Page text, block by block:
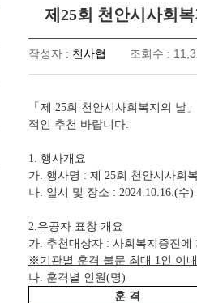
제25회 천안시사회
작성자 : 천사협 조회수 :
「제 25회 천안시사회복지의 날」
적인 추천 바랍니다.
1. 행사개요
가. 행사명 : 제 25회 천안시사회
나. 일시 및 장소 : 2024.10.16.(수)
2.유공자 표창 개요
가. 추천대상자 : 사회복지증진에
※기관별 훈격 불문 최대 1인 이
나. 훈격별 인원(명)
훈 격